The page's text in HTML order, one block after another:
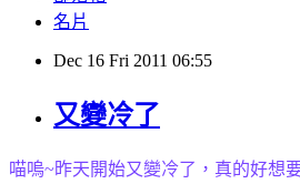
名片
Dec 16 Fri 2011 06:55
又變冷了
喵嗚~昨天開始又變冷了，真的好想